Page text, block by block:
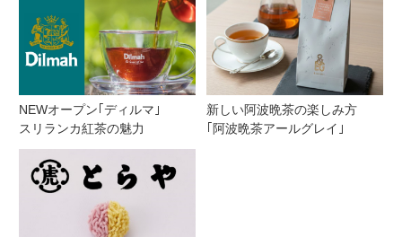
NEWオープン｢ディルマ｣
スリランカ紅茶の魅力
新しい阿波晩茶の楽しみ方
｢阿波晩茶アールグレイ｣